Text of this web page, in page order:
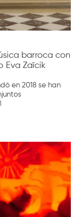
barroca con
Eva Zaïcik
en 2018 se han